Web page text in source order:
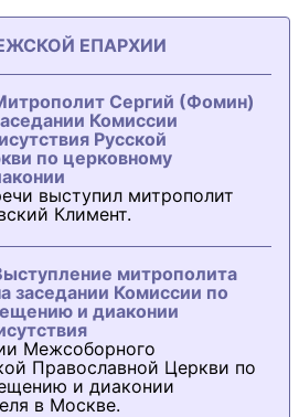
ЕПАРХИИ
Сергий (Фомин)
Комиссии
Русской
по церковному
выступил митрополит
Климент.
митрополита
заседании Комиссии по
и диаконии
Межсоборного
Православной Церкви по
и диаконии
в Москве.